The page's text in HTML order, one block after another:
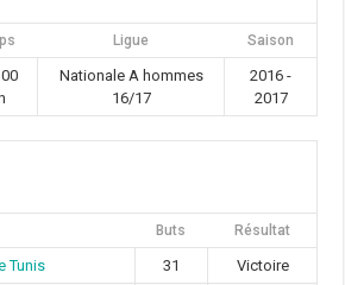
Ligue Saison
Nationale A hommes
16/17
2016 -
2017
Buts Résultat
Tunis 31
Victoire